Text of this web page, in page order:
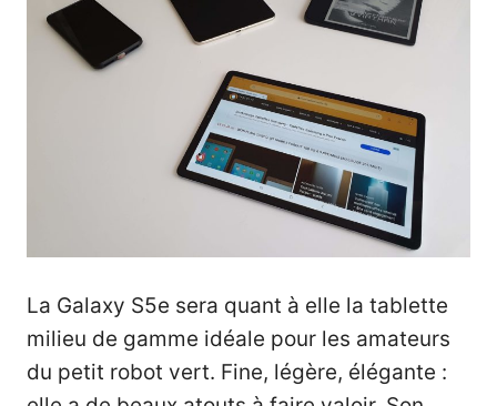
La Galaxy S5e sera quant à elle la tablette
milieu de gamme idéale pour les amateurs
du petit robot vert. Fine, légère, élégante :